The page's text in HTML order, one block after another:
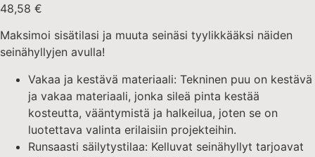
48,58 €
Maksimoi sisätilasi ja muuta seinäsi tyylikkääksi näiden
seinähyllyjen avulla!
Vakaa ja kestävä materiaali: Tekninen puu on kestävä
ja vakaa materiaali, jonka sileä pinta kestää
kosteutta, vääntymistä ja halkeilua, joten se on
luotettava valinta erilaisiin projekteihin.
Runsaasti säilytystilaa: Kelluvat seinähyllyt tarjoavat